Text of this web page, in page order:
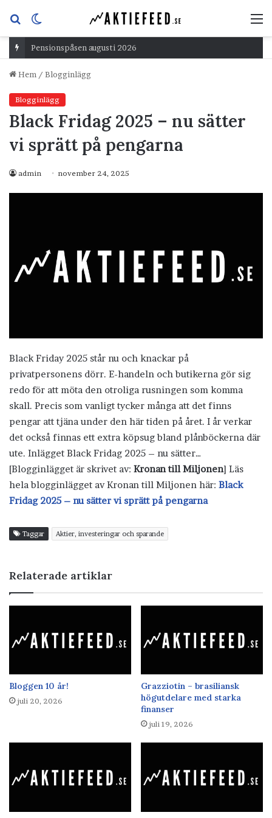
Sök
efterskin
Pensionspåsen augusti 2026
Hem / Blogginlägg
Blogginlägg
Black Fridag 2025 – nu sätter
vi sprätt på pengarna
admin november 24, 2025
Black Friday 2025 står nu och knackar på
privatpersonens dörr. E-handeln och butikerna gör sig
redo för att möta den otroliga rusningen som komma
skall. Precis som vanligt tycker många att det finns
pengar att tjäna under den här tiden på året. I år verkar
det också finnas ett extra köpsug bland plånböckerna där
ute. Inlägget Black Fridag 2025 – nu sätter…
[Blogginlägget är skrivet av: Kronan till Miljonen] Läs
hela blogginlägget av Kronan till Miljonen här: Black
Fridag 2025 – nu sätter vi sprätt på pengarna
Taggar Aktier, investeringar och sparande
Relaterade artiklar
Bloggen 10 år!
juli 20, 2026
Grazziotin – brasiliansk
högutdelare med starka
finanser
juli 19, 2026